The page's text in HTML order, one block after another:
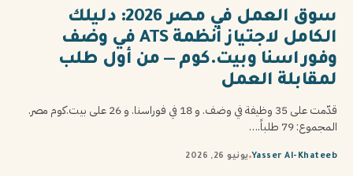
سوق العمل في مصر 2026: دليلك
الكامل لاجتياز أنظمة ATS في وضف
وفوراسنا وبيت.كوم — من أول طلب
لمقابلة العمل
قدّمت على 35 وظيفة في وضف. و 18 في فوراسنا. و 26 على بيت.كوم مصر.
المجموع: 79 طلباً.…
Yasser Al-Khateeb يونيو 26, 2026